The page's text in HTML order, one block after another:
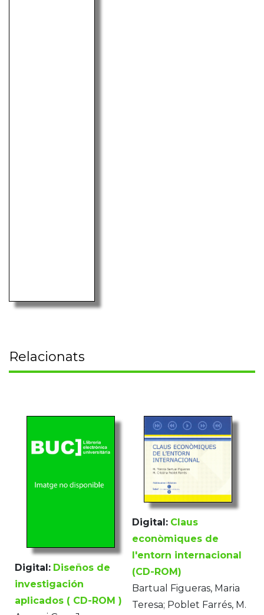
Relacionats
Digital: Diseños de
investigación
aplicados ( CD-ROM )
Digital: Claus
econòmiques de
l'entorn internacional
(CD-ROM)
Bartual Figueras, Maria
Teresa; Poblet Farrés, M.